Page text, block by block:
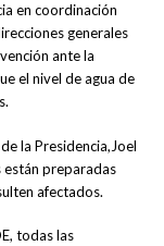
en coordinación
generales
ante la
el nivel de agua de
la Presidencia,Joel
están preparadas
afectados.
todas las